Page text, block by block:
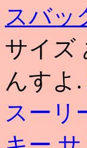
スバッ
サイズ
んすよ.
スーリ